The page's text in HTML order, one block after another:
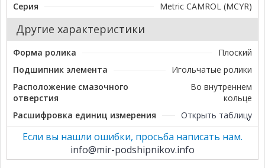
Серия
Metric CAMROL (MCYR)
Другие характеристики
Форма ролика
Плоский
Подшипник элемента
Игольчатые ролики
Расположение смазочного
отверстия
Во внутреннем
кольце
Расшифровка единиц измерения
Открыть таблицу
Если вы нашли ошибки, просьба написать нам.
info@mir-podshipnikov.info